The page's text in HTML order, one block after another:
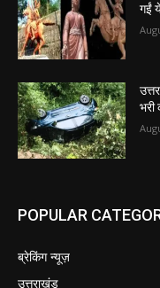
गईं
भरी
POPULAR
ब्रेकिंग न्यूज़
उत्तराखंड